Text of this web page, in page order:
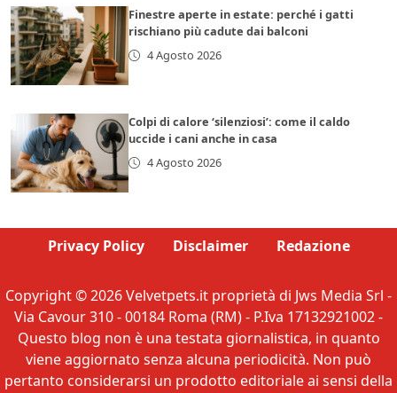
Finestre aperte in estate: perché i gatti
rischiano più cadute dai balconi
4 Agosto 2026
Colpi di calore ‘silenziosi’: come il caldo
uccide i cani anche in casa
4 Agosto 2026
Privacy Policy Disclaimer Redazione
Copyright © 2026 Velvetpets.it proprietà di Jws Media Srl -
Via Cavour 310 - 00184 Roma (RM) - P.Iva 17132921002 -
Questo blog non è una testata giornalistica, in quanto
viene aggiornato senza alcuna periodicità. Non può
pertanto considerarsi un prodotto editoriale ai sensi della